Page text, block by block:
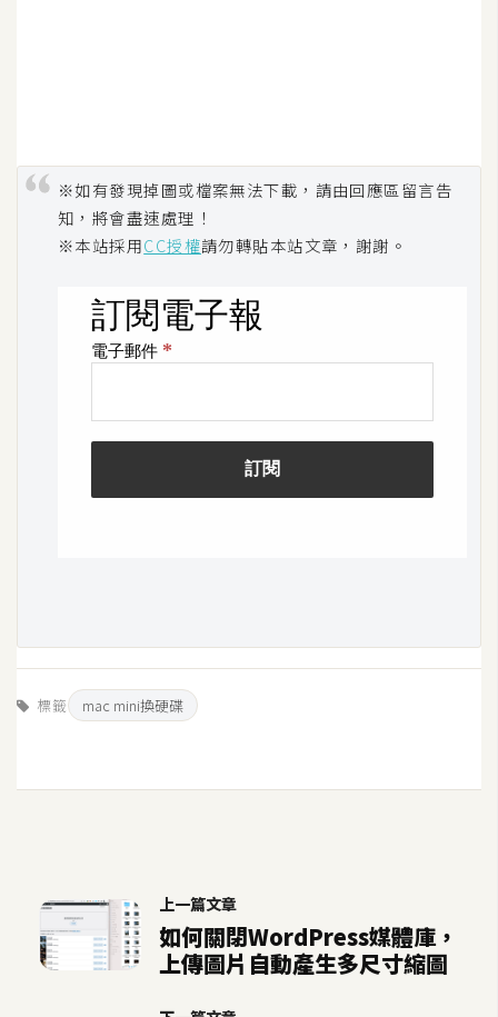
※如有發現掉圖或檔案無法下載，請由回應區留言告
知，將會盡速處理！
※本站採用CC授權請勿轉貼本站文章，謝謝。
標籤 mac mini換硬碟
上一篇文章
如何關閉WordPress媒體庫，
上傳圖片自動產生多尺寸縮圖